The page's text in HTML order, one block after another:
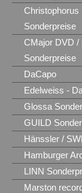
Christophorus
Sonderpreise
CMajor DVD /
Sonderpreise
DaCapo
Edelweiss -
Glossa
GUILD
Hänssler /
Hamburger
LINN
Marston